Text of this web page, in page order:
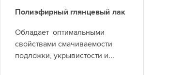
Полиэфирный глянцевый лак
Обладает оптимальными
свойствами смачиваемости
подложки, укрывистости и...